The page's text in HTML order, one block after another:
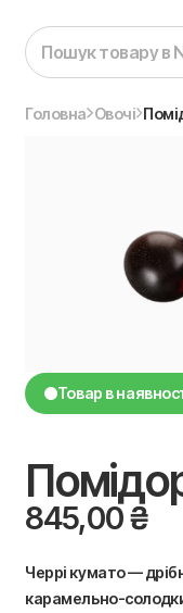
Головна Овочі
Товар в
845,00₴
Черрі кумато —
карамельно-